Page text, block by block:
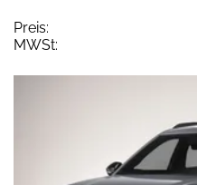
Preis:
MWSt: